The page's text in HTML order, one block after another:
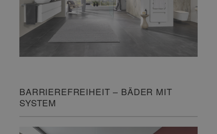
BARRIEREFREIHEIT – BÄDER MIT
SYSTEM